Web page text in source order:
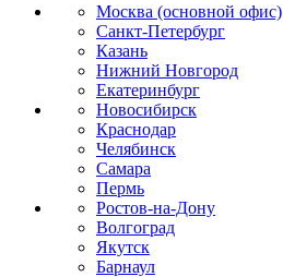
Москва (основной офис)
Санкт-Петербург
Казань
Нижний Новгород
Екатеринбург
Новосибирск
Краснодар
Челябинск
Самара
Пермь
Ростов-на-Дону
Волгоград
Якутск
Барнаул